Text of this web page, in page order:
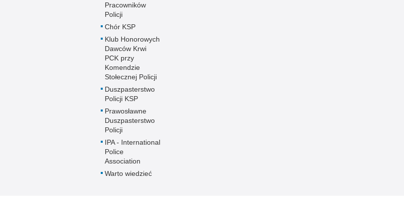
Pracowników
Policji
Chór KSP
Klub Honorowych
Dawców Krwi
PCK przy
Komendzie
Stołecznej Policji
Duszpasterstwo
Policji KSP
Prawosławne
Duszpasterstwo
Policji
IPA - International
Police
Association
Warto wiedzieć